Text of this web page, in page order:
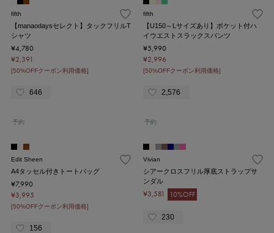
fifth
【manaodaysセレクト】タックフリルT
シャツ
¥4,780
¥2,391
[50%OFFクーポン利用価格]
646
fifth
【U150～Lサイズあり】ポケット付ハ
イウエストスラックスパンツ
¥5,990
¥2,996
[50%OFFクーポン利用価格]
2,576
予約
Edit Sheen
A4タッセル付きトートバッグ
¥7,990
¥3,995
[50%OFFクーポン利用価格]
156
予約
Vivian
シアークロスフリル厚底ストラップサ
ンダル
¥3,581 10%OFF
230